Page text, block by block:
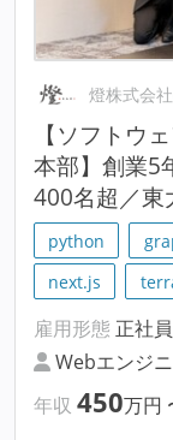
燈株式会
【ソフトウ
本部】創業5
400名超／東
python
next.js
雇用形態 正社員
Webエンジ
年収 450万円